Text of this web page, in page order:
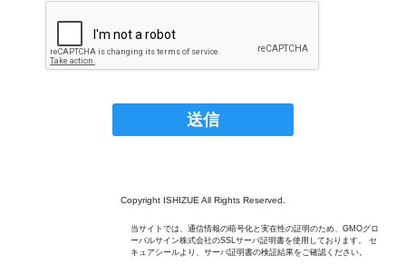
Copyright ISHIZUE All Rights Reserved.
当サイトでは、通信情報の暗号化と実在性の証明のため、GMOグロ
ーバルサイン株式会社のSSLサーバ証明書を使用しております。 セ
キュアシールより、サーバ証明書の検証結果をご確認ください。